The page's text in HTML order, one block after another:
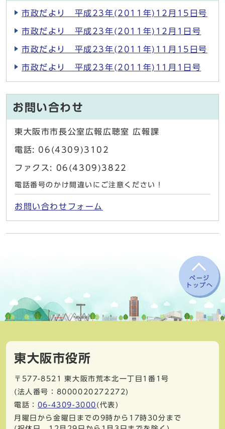
市政だより 平成23年(2011年)12月15日号
市政だより 平成23年(2011年)12月1日号
市政だより 平成23年(2011年)11月15日号
市政だより 平成23年(2011年)11月1日号
お問い合わせ
東大阪市市長公室広報広聴室 広報課
電話: 06(4309)3102
ファクス: 06(4309)3822
電話番号のかけ間違いにご注意ください！
お問い合わせフォーム
ページ
トップへ
東大阪市役所
〒577-8521
東大阪市荒本北一丁目1番1号
(法人番号：8000020272272)
電話： 06-4309-3000 (代表)
月曜日から金曜日までの9時から17時30分まで